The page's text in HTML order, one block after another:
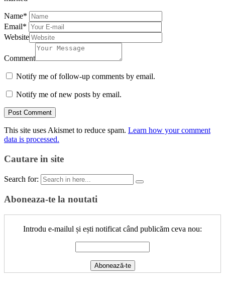
Name*
Email*
Website
Comment
Notify me of follow-up comments by email.
Notify me of new posts by email.
This site uses Akismet to reduce spam. Learn how your comment
data is processed.
Cautare in site
Search for:
Aboneaza-te la noutati
Introdu e-mailul și ești notificat când publicăm ceva nou: